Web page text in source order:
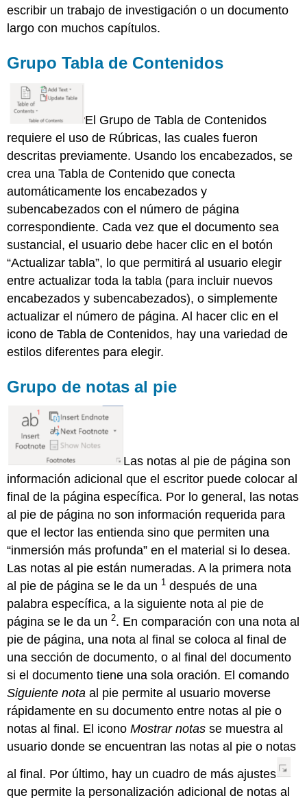
escribir un trabajo de investigación o un documento
largo con muchos capítulos.
Grupo Tabla de Contenidos
El Grupo de Tabla de Contenidos
requiere el uso de Rúbricas, las cuales fueron
descritas previamente. Usando los encabezados, se
crea una Tabla de Contenido que conecta
automáticamente los encabezados y
subencabezados con el número de página
correspondiente. Cada vez que el documento sea
sustancial, el usuario debe hacer clic en el botón
“Actualizar tabla”, lo que permitirá al usuario elegir
entre actualizar toda la tabla (para incluir nuevos
encabezados y subencabezados), o simplemente
actualizar el número de página. Al hacer clic en el
icono de Tabla de Contenidos, hay una variedad de
estilos diferentes para elegir.
Grupo de notas al pie
Las notas al pie de página son
información adicional que el escritor puede colocar al
final de la página específica. Por lo general, las notas
al pie de página no son información requerida para
que el lector las entienda sino que permiten una
“inmersión más profunda” en el material si lo desea.
Las notas al pie están numeradas. A la primera nota
al pie de página se le da un 1 después de una
palabra específica, a la siguiente nota al pie de
página se le da un2. En comparación con una nota al
pie de página, una nota al final se coloca al final de
una sección de documento, o al final del documento
si el documento tiene una sola oración. El comando
Siguiente nota al pie permite al usuario moverse
rápidamente en su documento entre notas al pie o
notas al final. El iconoMostrar notas se muestra al
usuario donde se encuentran las notas al pie o notas
al final. Por último, hay un cuadro de más ajustes
que permite la personalización adicional de notas al